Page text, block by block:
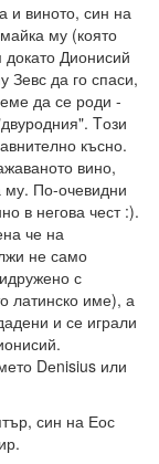
и виното, син на
му (която
Дионисий
да го спаси,
да се роди -
Tози
късно.
вино,
му. По-очевидни
в негова чест :).
че на
не само
с
латинско име), а
и се играли
Dеnisius или
син на Еос